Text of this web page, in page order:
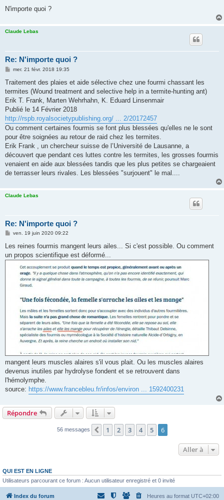
N'importe quoi ?
Claude Lebas
Re: N'importe quoi ?
M
s
a
g
mer. 21 févr. 2018 19:35
Traitement des plaies et aide sélective chez une fourmi chassant les
termites (Wound treatment and selective help in a termite-hunting ant)
Erik T. Frank, Marten Wehrhahn, K. Eduard Linsenmair
Publié le 14 Février 2018
http://rspb.royalsocietypublishing.org/ ... 2/20172457
Ou comment certaines fourmis se font plus blessées qu'elles ne le sont
pour être soignées au retour de raid chez les termites.
Erik Frank , un chercheur suisse de l’Université de Lausanne, a
découvert que pendant ces luttes contre les termites, les grosses fourmis
venaient en aide aux blessées tandis que les plus petites se chargeaient
de terrasser leurs rivales. Les blessées "surjouent" le mal....
Claude Lebas
Re: N'importe quoi ?
M
s
a
ven. 19 juin 2020 09:22
Les reines fourmis mangent leurs ailes... Si c'est possible. Ou comment
un propos scientifique est déformé...
mangent leurs muscles alaires s'il vous plait. Ou les muscles alaires
devenus inutiles par hydrolyse fondent et se retrouvent dans
l'hémolymphe.
source: https://www.francebleu.fr/infos/environ ... 1592400231
Répondre
56 messages Précédente
1 2 3 4 5 6
Aller à
QUI EST EN LIGNE
Utilisateurs parcourant ce forum : Aucun utilisateur enregistré et 0 invité
Index du forum Heures au format UTC+02:00